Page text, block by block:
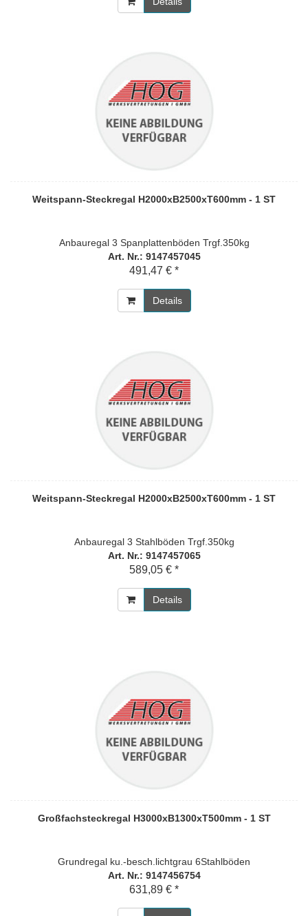
Weitspann-Steckregal H2000xB2500xT600mm - 1 ST
Anbauregal 3 Spanplattenböden Trgf.350kg
Art. Nr.: 9147457045
491,47 € *
Details
Weitspann-Steckregal H2000xB2500xT600mm - 1 ST
Anbauregal 3 Stahlböden Trgf.350kg
Art. Nr.: 9147457065
589,05 € *
Details
Großfachsteckregal H3000xB1300xT500mm - 1 ST
Grundregal ku.-besch.lichtgrau 6Stahlböden
Art. Nr.: 9147456754
631,89 € *